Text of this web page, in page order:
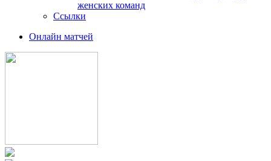
женских команд
Ссылки
Онлайн матчей